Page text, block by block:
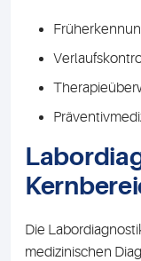
Die
medizinischen